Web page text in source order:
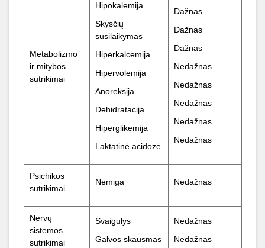
Metabolizmo
ir mitybos
sutrikimai
Hipokalemija
Skysčių
susilaikymas
Hiperkalcemija
Hipervolemija
Anoreksija
Dehidratacija
Hiperglikemija
Laktatinė acidozė
Dažnas
Dažnas
Dažnas
Nedažnas
Nedažnas
Nedažnas
Nedažnas
Nedažnas
Psichikos
sutrikimai
Nemiga Nedažnas
Nervų
sistemos
sutrikimai
Svaigulys
Galvos skausmas
Nedažnas
Nedažnas